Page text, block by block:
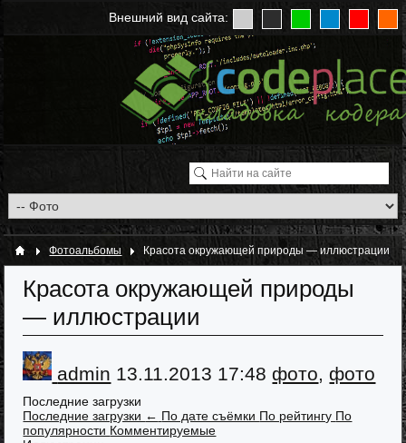
Внешний вид сайта:
Фотоальбомы Красота окружающей природы — иллюстрации
Красота окружающей природы
— иллюстрации
admin 13.11.2013 17:48 фото,фото
Последние загрузки
Последние загрузки ← По дате съёмки По рейтингу По
популярности Комментируемые